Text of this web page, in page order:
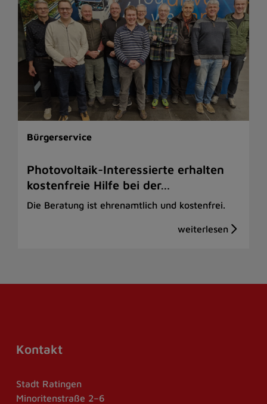
Bürgerservice
Photovoltaik-Interessierte erhalten
kostenfreie Hilfe bei der…
Die Beratung ist ehrenamtlich und kostenfrei.
Kontakt
Stadt Ratingen
Minoritenstraße 2–6